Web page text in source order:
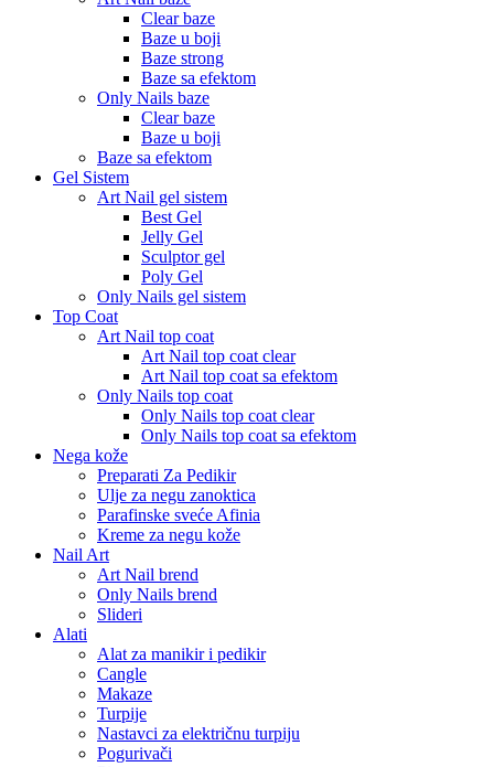
Clear baze
Baze u boji
Baze strong
Baze sa efektom
Only Nails baze
Clear baze
Baze u boji
Baze sa efektom
Gel Sistem
Art Nail gel sistem
Best Gel
Jelly Gel
Sculptor gel
Poly Gel
Only Nails gel sistem
Top Coat
Art Nail top coat
Art Nail top coat clear
Art Nail top coat sa efektom
Only Nails top coat
Only Nails top coat clear
Only Nails top coat sa efektom
Nega kože
Preparati Za Pedikir
Ulje za negu zanoktica
Parafinske sveće Afinia
Kreme za negu kože
Nail Art
Art Nail brend
Only Nails brend
Slideri
Alati
Alat za manikir i pedikir
Cangle
Makaze
Turpije
Nastavci za električnu turpiju
Pogurivači